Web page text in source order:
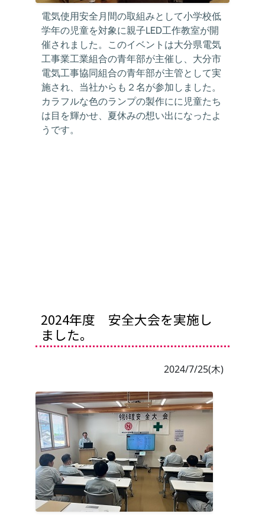
電気使用安全月間の取組みとして小学校低
学年の児童を対象に親子LED工作教室が開
催されました。このイベントは大分県電気
工事業工業組合の青年部が主催し、大分市
電気工事協同組合の青年部が主管として実
施され、当社からも２名が参加しました。
カラフルな色のランプの製作にに児童たち
は目を輝かせ、夏休みの想い出になったよ
うです。
2024年度 安全大会を実施し
ました。
2024/7/25(木)